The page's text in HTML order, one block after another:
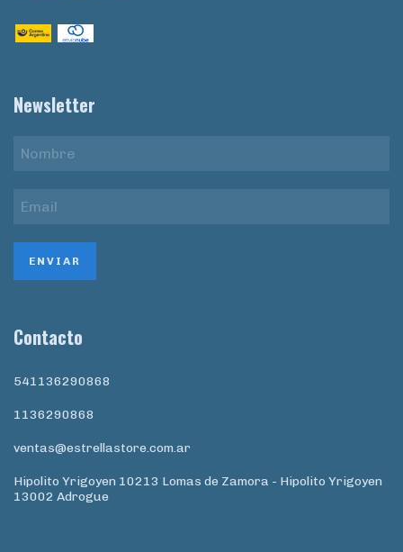
Newsletter
Contacto
541136290868
1136290868
ventas@estrellastore.com.ar
Hipolito Yrigoyen 10213 Lomas de Zamora - Hipolito Yrigoyen
13002 Adrogue